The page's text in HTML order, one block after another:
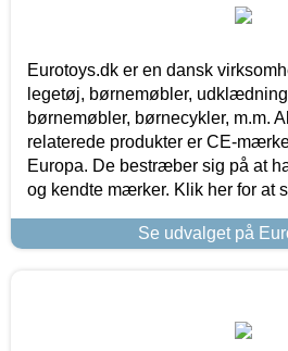
Eurotoys.dk er en dansk
legetøj, børnemøbler,
børnemøbler, børnecykler, m.m.
relaterede produkter er CE-
Europa. De bestræber sig på at
og kendte mærker. Klik her for at
Se udvalget på